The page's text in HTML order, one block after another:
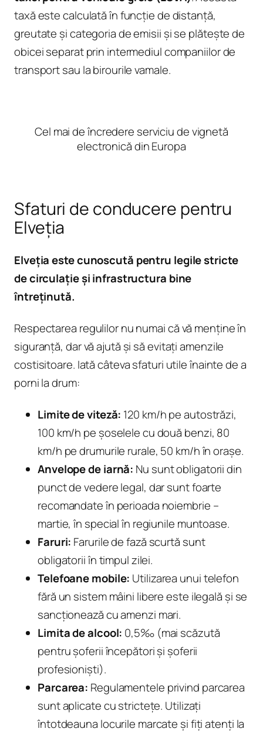
taxă este calculată în funcție de distanță,
greutate și categoria de emisii și se plătește de
obicei separat prin intermediul companiilor de
transport sau la birourile vamale.
Cel mai de încredere serviciu de vignetă
electronică din Europa
Sfaturi de conducere pentru
Elveția
Elveția este cunoscută pentru legile stricte
de circulație și infrastructura bine
întreținută.
Respectarea regulilor nu numai că vă menține în
siguranță, dar vă ajută și să evitați amenzile
costisitoare. Iată câteva sfaturi utile înainte de a
porni la drum:
Limite de viteză: 120 km/h pe autostrăzi,
100 km/h pe șoselele cu două benzi, 80
km/h pe drumurile rurale, 50 km/h în orașe.
Anvelope de iarnă: Nu sunt obligatorii din
punct de vedere legal, dar sunt foarte
recomandate în perioada noiembrie –
martie, în special în regiunile muntoase.
Faruri: Farurile de fază scurtă sunt
obligatorii în timpul zilei.
Telefoane mobile: Utilizarea unui telefon
fără un sistem mâini libere este ilegală și se
sancționează cu amenzi mari.
Limita de alcool: 0,5‰ (mai scăzută
pentru șoferii începători și șoferii
profesioniști).
Parcarea: Regulamentele privind parcarea
sunt aplicate cu strictețe. Utilizați
întotdeauna locurile marcate și fiți atenți la